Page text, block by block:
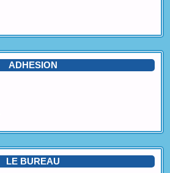
ADHESION
LE BUREAU